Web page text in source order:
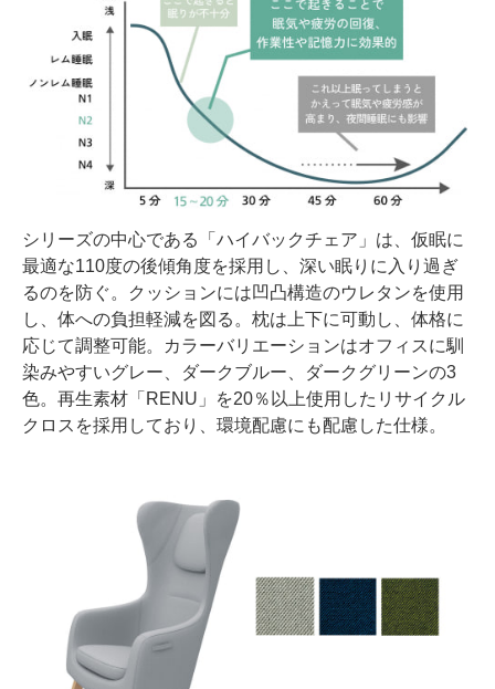
シリーズの中心である「ハイバックチェア」は、仮眠に
最適な110度の後傾角度を採用し、深い眠りに入り過ぎ
るのを防ぐ。クッションには凹凸構造のウレタンを使用
し、体への負担軽減を図る。枕は上下に可動し、体格に
応じて調整可能。カラーバリエーションはオフィスに馴
染みやすいグレー、ダークブルー、ダークグリーンの3
色。再生素材「RENU」を20％以上使用したリサイクル
クロスを採用しており、環境配慮にも配慮した仕様。